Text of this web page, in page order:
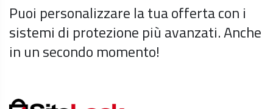
Puoi personalizzare la tua offerta con i
sistemi di protezione più avanzati. Anche
in un secondo momento!